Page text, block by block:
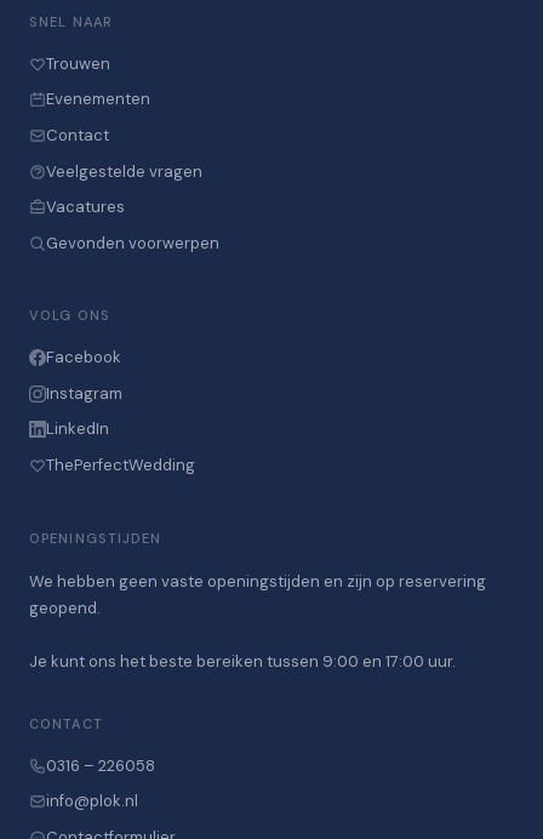
SNEL NAAR
Trouwen
Evenementen
Contact
Veelgestelde vragen
Vacatures
Gevonden voorwerpen
VOLG ONS
Facebook
Instagram
LinkedIn
ThePerfectWedding
OPENINGSTIJDEN
We hebben geen vaste openingstijden en zijn op reservering
geopend.
Je kunt ons het beste bereiken tussen 9:00 en 17:00 uur.
CONTACT
0316 – 226058
info@plok.nl